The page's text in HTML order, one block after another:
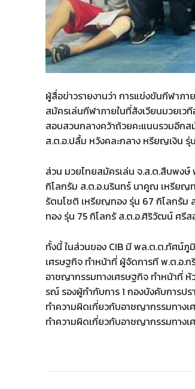
ผู้สื่อข่าวรายงานว่า การแข่งขันกีฬาภ
สมัครเล่นกีฬาภายใน​ที่สังเวียนมวยเ
สอบสวนกลางคว้าถ้วยคะแนนรวมอีก
ส.ต.อ.ปลื้ม หวังคละกลาง หรียญเงิน
ส่วน มวยไทยสมัครเล่น จ.ส.ต.สืบพง
กิโลกรัม ส.ต.อ.นรินทร์ นาคูณ เหรียญ
รัตนโชติ​ เหรียญทอง รุ่น 67 กิโลกรัม
ทอง รุ่น 75 กิโลกรั ส.ต.อ.ศิริวัฒน์ ศรีส
ทั้งนี้ ในส่วนของ CIB มี พล.ต.ต.ทัศน์ภู
เศรษฐกิจ ทำหน้าที่ ผู้จัดการที พ.ต.อ.
อาชญากรรมทางเศรษฐกิจ ทำหน้าที่
รณ์ รองผู้กำกับการ 1 กองบังคับการป
ทำความผิดเกี่ยวกับอาชญากรรมทางเ
ทำความผิดเกี่ยวกับอาชญากรรมทางเ